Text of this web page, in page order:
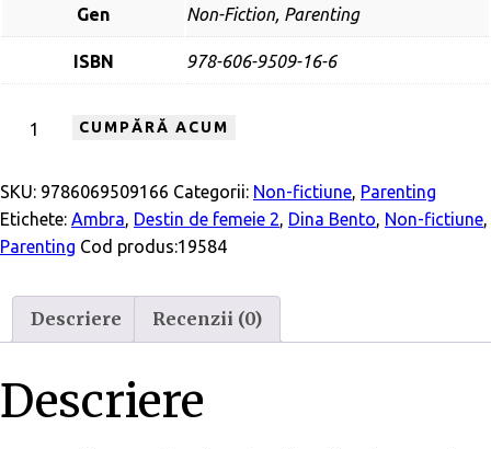
Gen Non-Fiction, Parenting
ISBN 978-606-9509-16-6
CUMPĂRĂ ACUM
SKU: 9786069509166 Categorii: Non-fictiune, Parenting
Etichete: Ambra, Destin de femeie 2, Dina Bento, Non-fictiune,
Parenting Cod produs:19584
Descriere Recenzii (0)
Descriere